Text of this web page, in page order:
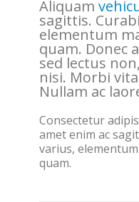
Aliquam
sagittis.
elementum
quam. Donec
sed lectus
nisi. Morbi
Nullam ac
Consectetur
amet enim ac
varius,
quam.